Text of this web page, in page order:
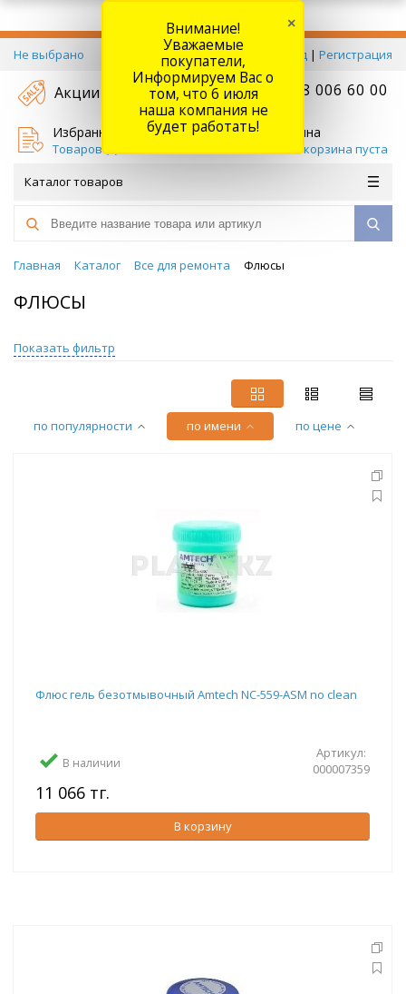
Не выбрано Вход | Регистрация
Акции +7 778 006 60 00
Избранное
Товаров (
Корзина
Ваша корзина пуста
Каталог товаров
Главная Каталог Все для ремонта Флюсы
ФЛЮСЫ
Показать фильтр
по популярности по имени по цене
Флюс гель безотмывочный Amtech NC-559-ASM no clean
В наличии
Артикул:
000007359
11 066 тг.
В корзину
Внимание!
Уважаемые
покупатели,
Информируем Вас о
том, что 6 июля
наша компания не
будет работать!
×